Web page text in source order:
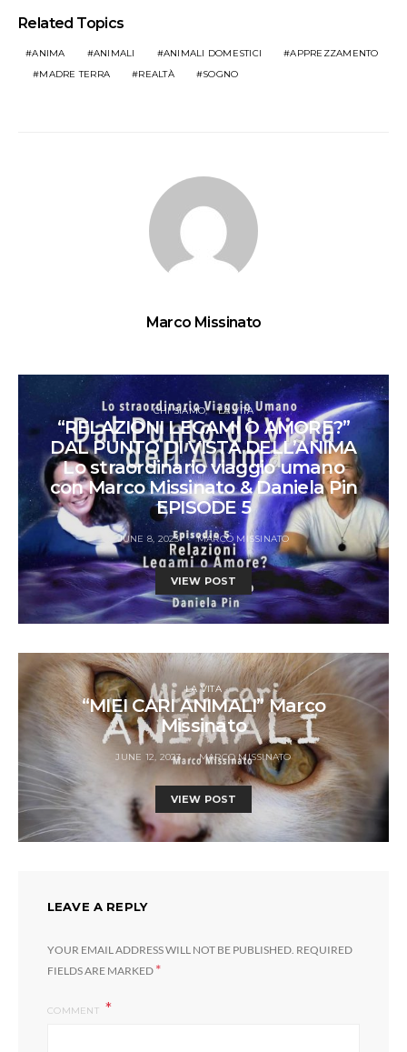
Related Topics
ANIMA ANIMALI ANIMALI DOMESTICI
APPREZZAMENTO
MADRE TERRA
REALTÀ SOGNO
Marco Missinato
CHI SIAMO LA VITA
“RELAZIONI LEGAMI O AMORE?”
DAL PUNTO DI VISTA DELL’ANIMA
Lo straordinario viaggio umano
con Marco Missinato & Daniela Pin
EPISODE 5
JUNE 8, 2023 MARCO MISSINATO
VIEW POST
LA VITA
“MIEI CARI ANIMALI” Marco
Missinato
JUNE 12, 2023 MARCO MISSINATO
VIEW POST
LEAVE A REPLY
YOUR EMAIL ADDRESS WILL NOT BE PUBLISHED. REQUIRED
FIELDS ARE MARKED *
COMMENT